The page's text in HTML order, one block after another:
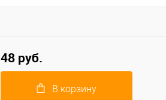
48 руб.
В корзину